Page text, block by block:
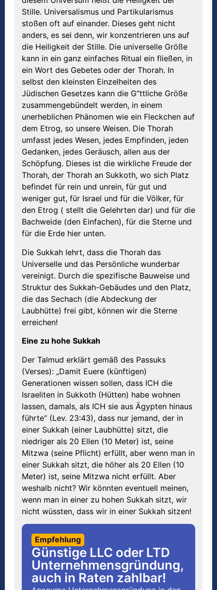
Stille. Universalismus und Partikularismus
stoßen oft auf einander. Dieses geht nicht
anders, es sei denn, wir konzentrieren uns auf
die Heiligkeit der Stille. Die universelle Größe
kann in ein ganz einfaches Ritual ein fließen, in
ein Wort des Gebetes oder der Thorah. In
selbst den kleinsten Einzelheiten des
Jüdischen Gesetzes kann die G“ttliche Größe
zusammengebündelt werden, in einem
unerheblichen Phänomen wie ein Fleckchen auf
dem Etrog, so unsere Weisen. Die Thorah
umfasst jedes Wesen, jedes Empfinden, jeden
Gedanken, jedes Geräusch, allen aus der
Schöpfung. Dieses ist die wirkliche Freude der
Thorah, der Thorah an Sukkoth, wo sich Platz
befindet für rein und unrein, für gut und
weniger gut, für Israel und für die Völker, für
den Etrog ( stellt die Gelehrten dar) und für die
Bachweide (den Einfachen), für die Sterne und
für die Erde hier unten.
Die Sukkah lehrt, dass die Thorah das
Universelle und das Persönliche wunderbar
vereinigt. Durch die spezifische Bauweise und
Struktur des Sukkah-Gebäudes und den Platz,
die das Sechach (die Abdeckung der
Laubhütte) frei gibt, können wir die Sterne
erreichen!
Eine zu hohe Sukkah
Der Talmud erklärt gemäß des Passuks
(Verses): „Damit Euere (künftigen)
Generationen wissen sollen, dass ICH die
Israeliten in Sukkoth (Hütten) habe wohnen
lassen, damals, als ICH sie aus Ägypten hinaus
führte“ (Lev. 23:43), dass nur jemand, der in
einer Sukkah (einer Laubhütte) sitzt, die
niedriger als 20 Ellen (10 Meter) ist, seine
Mitzwa (seine Pflicht) erfüllt, aber wenn man in
einer Sukkah sitzt, die höher als 20 Ellen (10
Meter) ist, seine Mitzwa nicht erfüllt. Aber
weshalb nicht? Wir könnten eventuell meinen,
wenn man in einer zu hohen Sukkah sitzt, wir
nicht wüssten, dass wir in einer Sukkah sitzen!
Empfehlung
Günstige LLC oder LTD
Unternehmensgründung,
auch in Raten zahlbar!